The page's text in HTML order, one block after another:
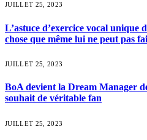
JUILLET 25, 2023
L’astuce d’exercice vocal unique
chose que même lui ne peut pas
JUILLET 25, 2023
BoA devient la Dream Manager
souhait de véritable fan
JUILLET 25, 2023